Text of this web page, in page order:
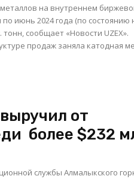
на внутреннем
июнь 2024 года (по состоянию
тонн, сообщает «Новости UZEX».
продаж заняла катодная
от
более $232
службы Алмалыкского